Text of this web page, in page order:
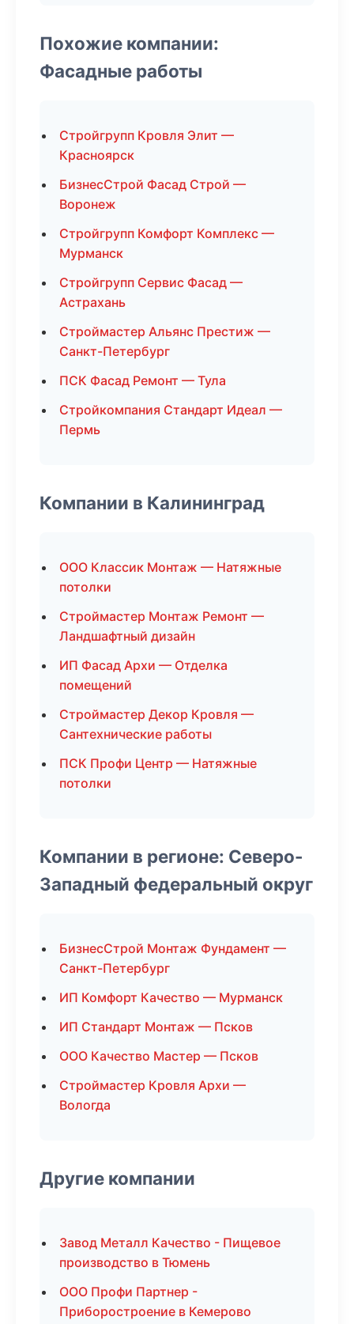
Похожие компании:
Фасадные работы
Стройгрупп Кровля Элит —
Красноярск
БизнесСтрой Фасад Строй —
Воронеж
Стройгрупп Комфорт Комплекс —
Мурманск
Стройгрупп Сервис Фасад —
Астрахань
Строймастер Альянс Престиж —
Санкт-Петербург
ПСК Фасад Ремонт — Тула
Стройкомпания Стандарт Идеал —
Пермь
Компании в Калининград
ООО Классик Монтаж — Натяжные
потолки
Строймастер Монтаж Ремонт —
Ландшафтный дизайн
ИП Фасад Архи — Отделка
помещений
Строймастер Декор Кровля —
Сантехнические работы
ПСК Профи Центр — Натяжные
потолки
Компании в регионе: Северо-
Западный федеральный округ
БизнесСтрой Монтаж Фундамент —
Санкт-Петербург
ИП Комфорт Качество — Мурманск
ИП Стандарт Монтаж — Псков
ООО Качество Мастер — Псков
Строймастер Кровля Архи —
Вологда
Другие компании
Завод Металл Качество - Пищевое
производство в Тюмень
ООО Профи Партнер -
Приборостроение в Кемерово